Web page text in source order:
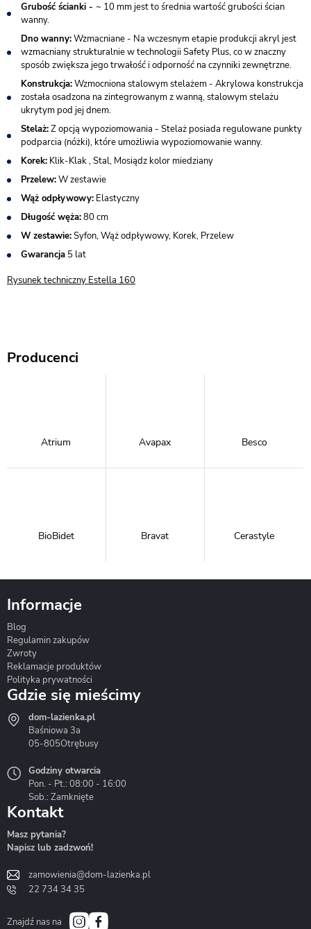
Grubość ścianki - ~ 10 mm jest to średnia wartość grubości ścian
wanny.
Dno wanny:Wzmacniane - Na wczesnym etapie produkcji akryl jest
wzmacniany strukturalnie w technologii Safety Plus, co w znaczny
sposób zwiększa jego trwałość i odporność na czynniki zewnętrzne.
Konstrukcja:Wzmocniona stalowym stelażem - Akrylowa konstrukcja
została osadzona na zintegrowanym z wanną, stalowym stelażu
ukrytym pod jej dnem.
Stelaż:Z opcją wypoziomowania - Stelaż posiada regulowane punkty
podparcia (nóżki), które umożliwia wypoziomowanie wanny.
Korek: Klik-Klak, Stal, Mosiądz kolor miedziany
Przelew:W zestawie
Wąż odpływowy: Elastyczny
Długość węża:80 cm
W zestawie:Syfon, Wąż odpływowy, Korek, Przelew
Gwarancja 5 lat
Rysunek techniczny Estella 160
Producenci
Atrium Avapax Besco
BioBidet Bravat Cerastyle
Hydrostop
Liveno
Bath&Spa
Informacje
Blog
Regulamin zakupów
Zwroty
Reklamacje produktów
Polityka prywatności
Gdzie się mieścimy
dom-lazienka.pl
Baśniowa 3a
05-805Otrębusy
Godziny otwarcia
Pon. - Pt.: 08:00 - 16:00
Sob.: Zamknięte
Kontakt
Masz pytania?
Napisz lub zadzwoń!
zamowienia@dom-lazienka.pl
22 734 34 35
Znajdź nas na